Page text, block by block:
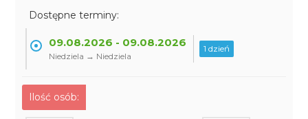
Dostępne terminy:
09.08.2026 - 09.08.2026
Niedziela → Niedziela
1 dzień
Ilość osób: